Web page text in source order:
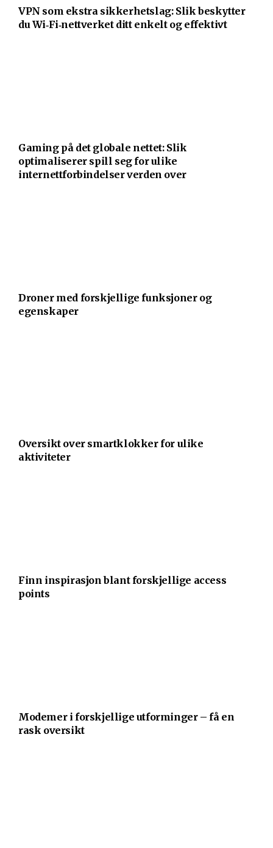
VPN som ekstra sikkerhetslag: Slik beskytter
du Wi‑Fi‑nettverket ditt enkelt og effektivt
Gaming på det globale nettet: Slik
optimaliserer spill seg for ulike
internettforbindelser verden over
Droner med forskjellige funksjoner og
egenskaper
Oversikt over smartklokker for ulike
aktiviteter
Finn inspirasjon blant forskjellige access
points
Modemer i forskjellige utforminger – få en
rask oversikt